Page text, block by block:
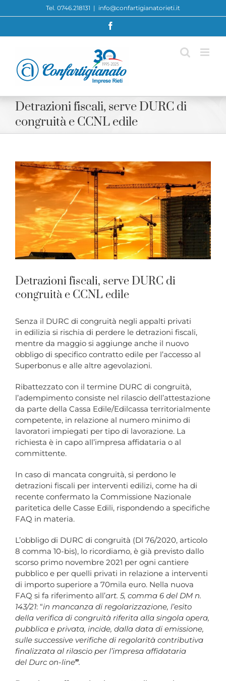
to
Tel. 0746.218131 | info@confartigianatorieti.it
Detrazioni fiscali, serve DURC di
congruità e CCNL edile
View
Larger
Image
Detrazioni fiscali, serve DURC di
congruità e CCNL edile
Senza il DURC di congruità negli appalti privati
in edilizia si rischia di perdere le detrazioni fiscali,
mentre da maggio si aggiunge anche il nuovo
obbligo di specifico contratto edile per l’accesso al
Superbonus e alle altre agevolazioni.
Ribattezzato con il termine DURC di congruità,
l’adempimento consiste nel rilascio dell’attestazione
da parte della Cassa Edile/Edilcassa territorialmente
competente, in relazione al numero minimo di
lavoratori impiegati per tipo di lavorazione. La
richiesta è in capo all’impresa affidataria o al
committente.
In caso di mancata congruità, si perdono le
detrazioni fiscali per interventi edilizi, come ha di
recente confermato la Commissione Nazionale
paritetica delle Casse Edili, rispondendo a specifiche
FAQ in materia.
L’obbligo di DURC di congruità (Dl 76/2020, articolo
8 comma 10-bis), lo ricordiamo, è già previsto dallo
scorso primo novembre 2021 per ogni cantiere
pubblico e per quelli privati in relazione a interventi
di importo superiore a 70mila euro. Nella nuova
FAQ si fa riferimento all’art. 5, comma 6 del DM n.
143/21: “in mancanza di regolarizzazione, l’esito
della verifica di congruità riferita alla singola opera,
pubblica e privata, incide, dalla data di emissione,
sulle successive verifiche di regolarità contributiva
finalizzata al rilascio per l’impresa affidataria
del Durc on-line”.